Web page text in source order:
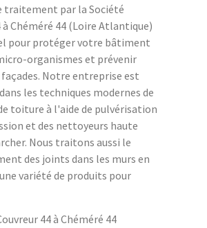
traitement par la Société
à Chéméré 44 (Loire Atlantique)
pour protéger votre bâtiment
organismes et prévenir
Notre entreprise est
les techniques modernes de
toiture à l'aide de pulvérisation
et des nettoyeurs haute
Nous traitons aussi le
des joints dans les murs en
variété de produits pour
44 à Chéméré 44